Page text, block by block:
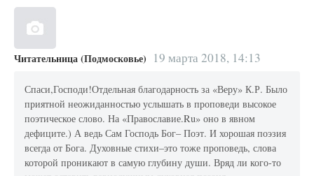
Читательница (Подмосковье) 19 марта 2018, 14:13
Спаси,Господи!Отдельная благодарность за «Веру» К.Р. Было
приятной неожиданностью услышать в проповеди высокое
поэтическое слово. На «Православие.Ru» оно в явном
дефиците.) А ведь Сам Господь Бог– Поэт. И хорошая поэзия
всегда от Бога. Духовные стихи–это тоже проповедь, слова
которой проникают в самую глубину души. Вряд ли кого-то